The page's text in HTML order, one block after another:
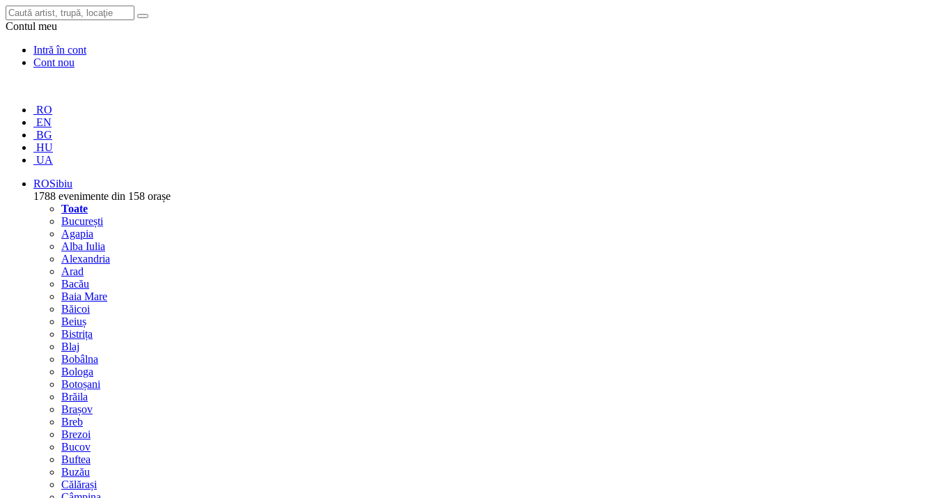
Contul meu
Intră în cont
Cont nou
RO
EN
BG
HU
UA
ROSibiu
1788 evenimente din 158 orașe
Toate
București
Agapia
Alba Iulia
Alexandria
Arad
Bacău
Baia Mare
Băicoi
Beiuș
Bistrița
Blaj
Bobâlna
Bologa
Botoșani
Brăila
Brașov
Breb
Brezoi
Bucov
Buftea
Buzău
Călărași